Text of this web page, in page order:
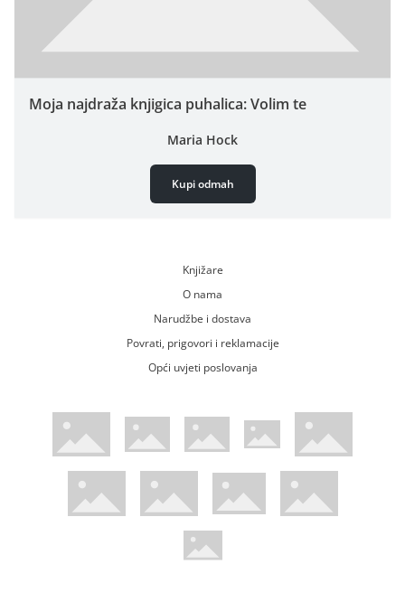
Moja najdraža knjigica puhalica: Volim te
Maria Hock
Kupi odmah
Knjižare
O nama
Narudžbe i dostava
Povrati, prigovori i reklamacije
Opći uvjeti poslovanja
WsPay web stranicaMaestro web stranicaMastercard web stranicaAmerican Express web stranica
Visa web stranica
Diners web stranicaTrustwave certificiranoMastercard sigurnosni kod web
Pci Dss certificirano
Verified by Visa web stranica